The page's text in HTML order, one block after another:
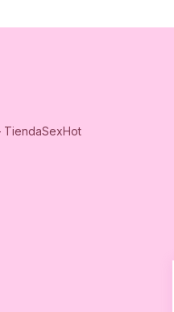
TiendaSexHot